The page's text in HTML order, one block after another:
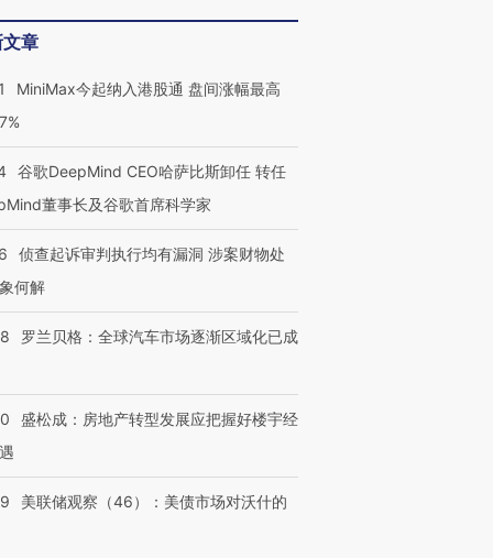
走私7万
体内含3种
章
MiniMax今起纳入港股通 盘间涨幅最高
谷歌DeepMind CEO哈萨比斯卸任 转任
董事长及谷歌首席科学家
侦查起诉审判执行均有漏洞 涉案财物处
何解
罗兰贝格：全球汽车市场逐渐区域化已成
盛松成：房地产转型发展应把握好楼宇经
美联储观察（46）：美债市场对沃什的